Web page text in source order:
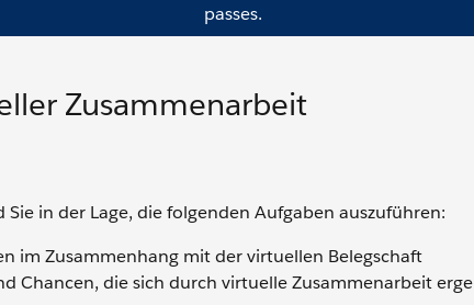
passes.
Zusammenarbeit
in der Lage, die folgenden Aufgaben auszuführen:
im Zusammenhang mit der virtuellen Belegschaft
Chancen, die sich durch virtuelle Zusammenarbeit